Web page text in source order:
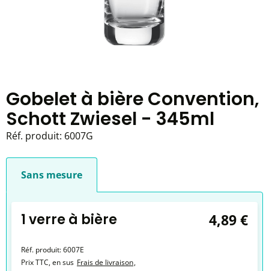
Gobelet à bière Convention,
Schott Zwiesel - 345ml
Réf. produit: 6007G
Sans mesure
1 verre à bière 4,89 €
Réf. produit:6007E
Prix TTC, en sus Frais de livraison,